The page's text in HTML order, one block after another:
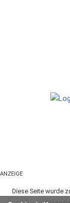
ANZEIGE
Diese Seite wurde